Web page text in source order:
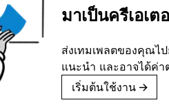
มาเป็นครีเอเต
ส่งเทมเพลตของคุณไ
แนะนำ และอาจได้ค่
เริ่มต้นใช้งาน →